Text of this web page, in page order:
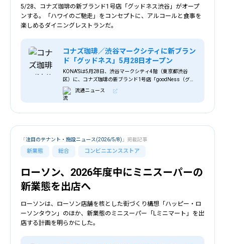
5/28、コナズ珈琲の新ブランド1号店「グッドネス渋谷」がオープ
ンする。「ハワイのご馳走」をコンセプトに、アルコールと食事を
楽しめるダイニングレストランだ。
コナズ珈琲／渋谷マークシティに新ブラン
ド「グッドネス」5月28日オープン
KONA’Sは5月28日、渋谷マークシティ4階（東京都渋谷
区）に、コナズ珈琲の新ブランド1号店「goodNess（グッ
ドネス）渋谷」をグランドオープンする。 ＜店舗イメージ
＞ 「コナズ珈琲」はこれまで
流通ニュース
新業態 総合 コンビニエンスストア
「注目のテナント・施設ニュース(2026/5/8) 」掲載記事
ローソン、2026年度中にミニスーパーの
新業態を出店へ
ローソンは、ローソン店舗を核とした街づくり構想「ハッピー・ロ
ーソンタウン」のほか、新業態のミニスーパー「Lミニマート」を出
店する計画を明らかにした。